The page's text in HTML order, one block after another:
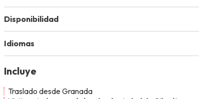
Disponibilidad
Idiomas
Incluye
Traslado desde Granada